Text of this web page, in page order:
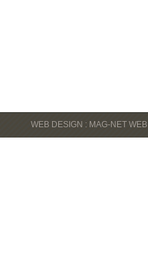
WEB DESIGN : MAG-NET WEB